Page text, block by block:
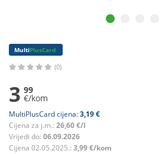
MultiPlusCard
(0)
3 99
€/kom
MultiPlusCard cijena:3,19 €
Cijena za j.m.: 26,60 €/l
Vrijedi do: 06.09.2026
Cijena 02.05.2025.: 3,99 €/kom